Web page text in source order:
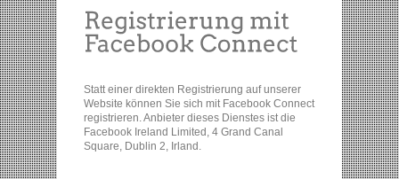
Statt einer direkten Registrierung auf unserer
Website können Sie sich mit Facebook Connect
registrieren. Anbieter dieses Dienstes ist die
Facebook Ireland Limited, 4 Grand Canal
Square, Dublin 2, Irland.